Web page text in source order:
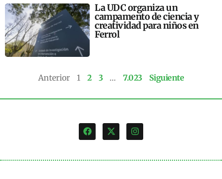
La UDC organiza un
campamento de ciencia y
creatividad para niños en
Ferrol
Anterior 1 2 3 … 7.023 Siguiente